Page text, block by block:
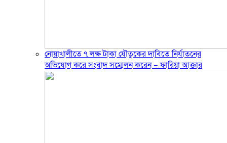
নোয়াখালীতে ৭ লক্ষ টাকা যৌতুকের দাবিতে নির্যাতনের
অভিযোগ করে সংবাদ সম্মেলন করেন – ফারিয়া আক্তার